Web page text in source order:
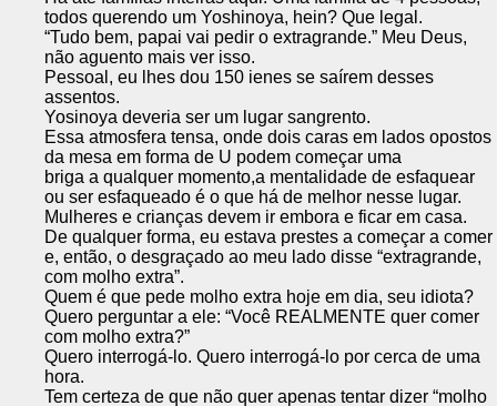
todos querendo um Yoshinoya, hein? Que legal.
“Tudo bem, papai vai pedir o extragrande.” Meu Deus,
não aguento mais ver isso.
Pessoal, eu lhes dou 150 ienes se saírem desses
assentos.
Yosinoya deveria ser um lugar sangrento.
Essa atmosfera tensa, onde dois caras em lados opostos
da mesa em forma de U podem começar uma
briga a qualquer momento,a mentalidade de esfaquear
ou ser esfaqueado é o que há de melhor nesse lugar.
Mulheres e crianças devem ir embora e ficar em casa.
De qualquer forma, eu estava prestes a começar a comer
e, então, o desgraçado ao meu lado disse “extragrande,
com molho extra”.
Quem é que pede molho extra hoje em dia, seu idiota?
Quero perguntar a ele: “Você REALMENTE quer comer
com molho extra?”
Quero interrogá-lo. Quero interrogá-lo por cerca de uma
hora.
Tem certeza de que não quer apenas tentar dizer “molho